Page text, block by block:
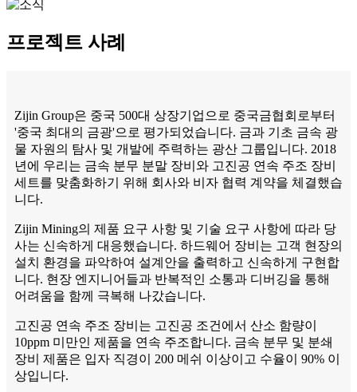
프로젝트 사례
Zijin Group은 중국 500대 상장기업으로 중국금협회로부터
'중국 최대의 금광'으로 평가되었습니다. 금과 기초 금속 광
물 자원의 탐사 및 개발에 주력하는 광산 그룹입니다. 2018
년에 우리는 금속 분무 분말 장비와 고진공 연속 주조 장비
세트를 맞춤화하기 위해 회사와 비자 협력 계약을 체결했습
니다.
Zijin Mining의 제품 요구 사항 및 기술 요구 사항에 따라 당
사는 신속하게 대응했습니다. 하드웨어 장비는 고객 현장의
설치 환경을 파악하여 설계안을 출력하고 신속하게 구현합
니다. 현장 엔지니어들과 반복적인 소통과 디버깅을 통해
어려움을 함께 극복해 나갔습니다.
고진공 연속 주조 장비는 고진공 조건에서 산소 함량이
10ppm 미만인 제품을 연속 주조합니다. 금속 분무 및 분쇄
장비 제품은 입자 직경이 200 메쉬 이상이고 수율이 90% 이
상입니다.